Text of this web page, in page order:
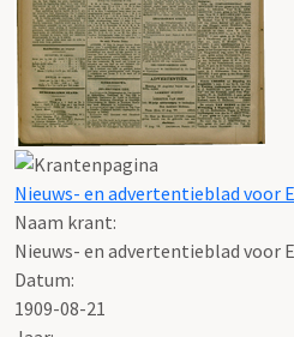
Nieuws- en advertentieblad voor
Naam krant:
Nieuws- en advertentieblad voor
Datum:
1909-08-21